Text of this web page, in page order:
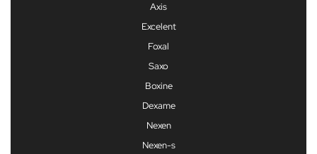
Axis
Excelent
Foxal
Saxo
Boxine
Dexame
Nexen
Nexen-s